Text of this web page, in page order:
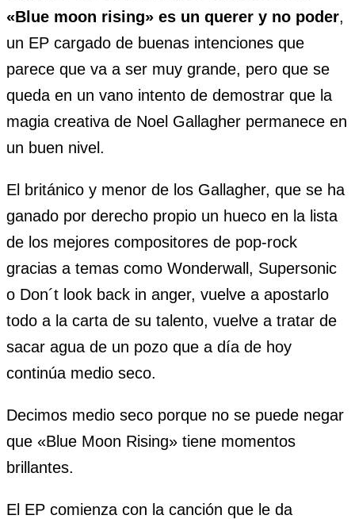
«Blue moon rising» es un querer y no poder,
un EP cargado de buenas intenciones que
parece que va a ser muy grande, pero que se
queda en un vano intento de demostrar que la
magia creativa de Noel Gallagher permanece en
un buen nivel.
El británico y menor de los Gallagher, que se ha
ganado por derecho propio un hueco en la lista
de los mejores compositores de pop-rock
gracias a temas como Wonderwall, Supersonic
o Don´t look back in anger, vuelve a apostarlo
todo a la carta de su talento, vuelve a tratar de
sacar agua de un pozo que a día de hoy
continúa medio seco.
Decimos medio seco porque no se puede negar
que «Blue Moon Rising» tiene momentos
brillantes.
El EP comienza con la canción que le da